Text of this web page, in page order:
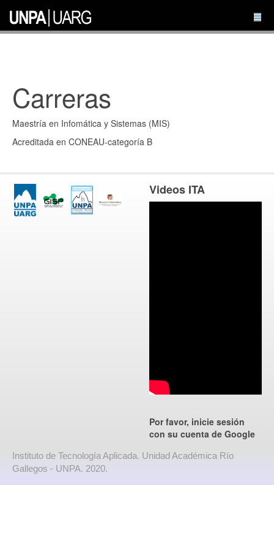
Carreras
Maestría en Infomática y Sistemas (MIS)
Acreditada en CONEAU-categoría B
Videos ITA
Por favor, inicie sesión
con su cuenta de Google
Instituto de Tecnología Aplicada. Unidad Académica Río
Gallegos - UNPA. 2020.